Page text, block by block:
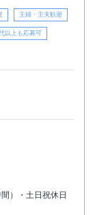
主婦・主夫歓迎
以上も応募可
）・土日祝休日